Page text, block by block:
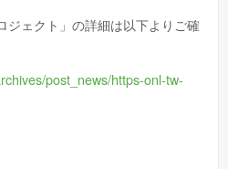
ジェクト」の詳細は以下よりご確
post_news/https-onl-tw-